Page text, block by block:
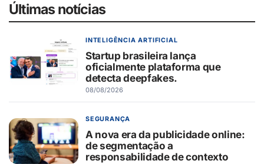
Últimas notícias
INTELIGÊNCIA ARTIFICIAL
Startup brasileira lança
oficialmente plataforma que
detecta deepfakes.
08/08/2026
SEGURANÇA
A nova era da publicidade online:
de segmentação a
responsabilidade de contexto